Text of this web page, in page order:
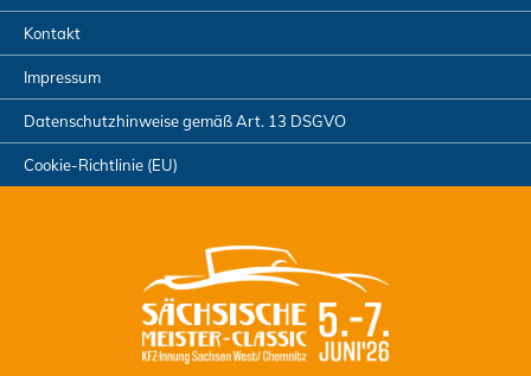
Kontakt
Impressum
Datenschutzhinweise gemäß Art. 13 DSGVO
Cookie-Richtlinie (EU)